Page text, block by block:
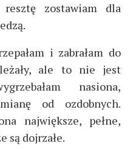
zostawiam dla
i zabrałam do
ale to nie jest
nasiona,
od ozdobnych.
największe, pełne,
są dojrzałe.